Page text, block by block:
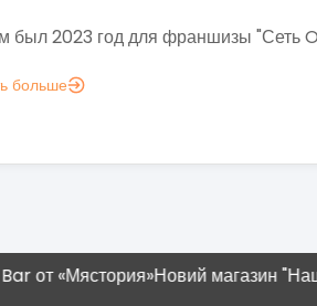
над вопросом «А для чего мне
вот несколько метрик, которые
вам это нужно.
Новий магазин "Наш Край" у